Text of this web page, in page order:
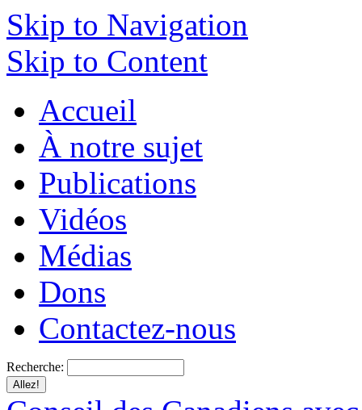
Skip to Navigation
Skip to Content
Accueil
À notre sujet
Publications
Vidéos
Médias
Dons
Contactez-nous
Recherche: